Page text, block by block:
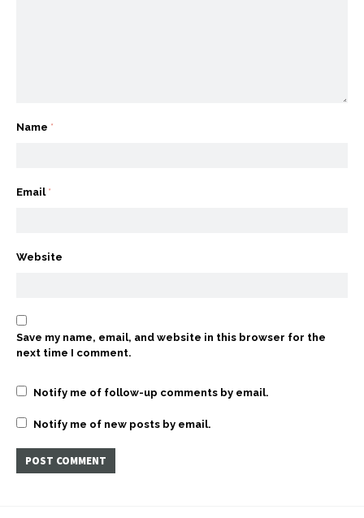
Name *
Email *
Website
Save my name, email, and website in this browser for the
next time I comment.
Notify me of follow-up comments by email.
Notify me of new posts by email.